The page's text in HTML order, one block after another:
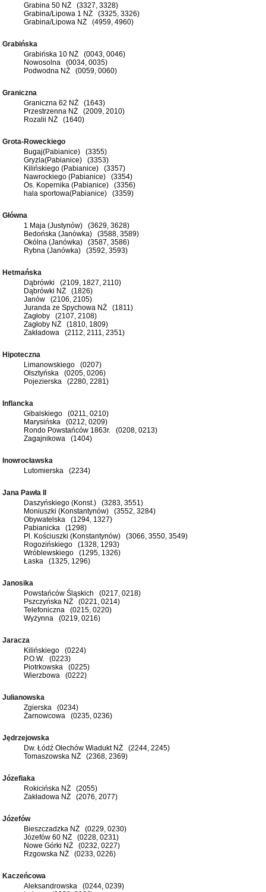
Grabina 50 NŻ (3327, 3328)
Grabina/Lipowa 1 NŻ (3325, 3326)
Grabina/Lipowa NŻ (4959, 4960)
Grabińska
Grabińska 10 NŻ (0043, 0046)
Nowosolna (0034, 0035)
Podwodna NŻ (0059, 0060)
Graniczna
Graniczna 62 NŻ (1643)
Przestrzenna NŻ (2009, 2010)
Rozalii NŻ (1640)
Grota-Roweckiego
Bugaj(Pabianice) (3355)
Gryzla(Pabianice) (3353)
Kilińskiego (Pabianice) (3357)
Nawrockiego (Pabianice) (3354)
Os. Kopernika (Pabianice) (3356)
hala sportowa(Pabianice) (3359)
Główna
1 Maja (Justynów) (3629, 3628)
Bedońska (Janówka) (3588, 3589)
Okólna (Janówka) (3587, 3586)
Rybna (Janówka) (3592, 3593)
Hetmańska
Dąbrówki (2109, 1827, 2110)
Dąbrówki NŻ (1826)
Janów (2106, 2105)
Juranda ze Spychowa NŻ (1811)
Zagłoby (2107, 2108)
Zagłoby NŻ (1810, 1809)
Zakładowa (2112, 2111, 2351)
Hipoteczna
Limanowskiego (0207)
Olsztyńska (0205, 0206)
Pojezierska (2280, 2281)
Inflancka
Gibalskiego (0211, 0210)
Marysińska (0212, 0209)
Rondo Powstańców 1863r. (0208, 0213)
Zagajnikowa (1404)
Inowrocławska
Lutomierska (2234)
Jana Pawła II
Daszyńskiego (Konst.) (3283, 3551)
Moniuszki (Konstantynów) (3552, 3284)
Obywatelska (1294, 1327)
Pabianicka (1298)
Pl. Kościuszki (Konstantynów) (3066, 3550, 3549)
Rogozińskiego (1328, 1293)
Wróblewskiego (1295, 1326)
Łaska (1325, 1296)
Janosika
Powstańców Śląskich (0217, 0218)
Pszczyńska NŻ (0221, 0214)
Telefoniczna (0215, 0220)
Wyżynna (0219, 0216)
Jaracza
Kilińskiego (0224)
P.O.W. (0223)
Piotrkowska (0225)
Wierzbowa (0222)
Julianowska
Zgierska (0234)
Żarnowcowa (0235, 0236)
Jędrzejowska
Dw. Łódź Olechów Wiadukt NŻ (2244, 2245)
Tomaszowska NŻ (2368, 2369)
Józefiaka
Rokicińska NŻ (2055)
Zakładowa NŻ (2076, 2077)
Józefów
Bieszczadzka NŻ (0229, 0230)
Józefów 60 NŻ (0228, 0231)
Nowe Górki NŻ (0232, 0227)
Rzgowska NŻ (0233, 0226)
Kaczeńcowa
Aleksandrowska (0244, 0239)